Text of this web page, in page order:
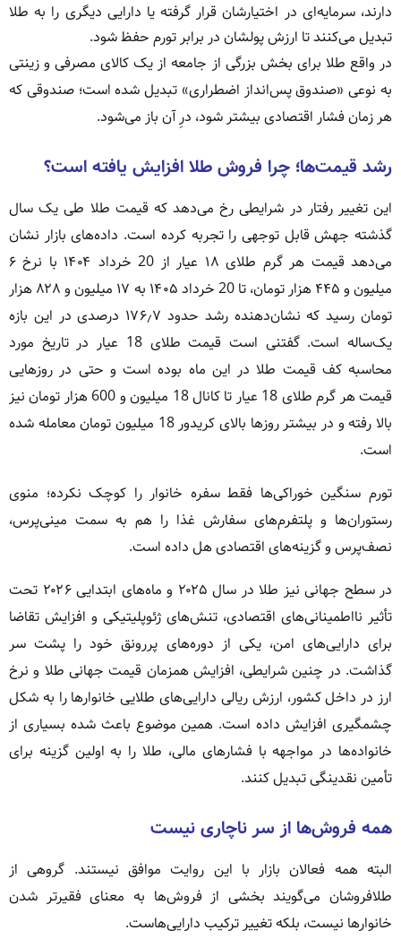
دارند، سرمایه‌ای در اختیارشان قرار گرفته یا دارایی دیگری را به طلا
تبدیل می‌کنند تا ارزش پولشان در برابر تورم حفظ شود.
در واقع طلا برای بخش بزرگی از جامعه از یک کالای مصرفی و زینتی
به نوعی «صندوق پس‌انداز اضطراری» تبدیل شده است؛ صندوقی که
هر زمان فشار اقتصادی بیشتر شود، درِ آن باز می‌شود.
رشد قیمت‌ها؛ چرا فروش طلا افزایش یافته است؟
این تغییر رفتار در شرایطی رخ می‌دهد که قیمت طلا طی یک سال
گذشته جهش قابل توجهی را تجربه کرده است. داده‌های بازار نشان
می‌دهد قیمت هر گرم طلای ۱۸ عیار از 20 خرداد ۱۴۰۴ با نرخ ۶
میلیون و ۴۴۵ هزار تومان، تا 20 خرداد ۱۴۰۵ به ۱۷ میلیون و ۸۲۸ هزار
تومان رسید که نشان‌دهنده رشد حدود ۱۷۶٫۷ درصدی در این بازه
یک‌ساله است. گفتنی است قیمت طلای 18 عیار در تاریخ مورد
محاسبه کف قیمت طلا در این ماه بوده است و حتی در روزهایی
قیمت هر گرم طلای 18 عیار تا کانال 18 میلیون و 600 هزار تومان نیز
بالا رفته و در بیشتر روزها بالای کریدور 18 میلیون تومان معامله شده
است.
تورم سنگین خوراکی‌ها فقط سفره خانوار را کوچک نکرده؛ منوی
رستوران‌ها و پلتفرم‌های سفارش غذا را هم به سمت مینی‌پرس،
نصف‌پرس و گزینه‌های اقتصادی هل داده است.
در سطح جهانی نیز طلا در سال ۲۰۲۵ و ماه‌های ابتدایی ۲۰۲۶ تحت
تأثیر نااطمینانی‌های اقتصادی، تنش‌های ژئوپلیتیکی و افزایش تقاضا
برای دارایی‌های امن، یکی از دوره‌های پررونق خود را پشت سر
گذاشت. در چنین شرایطی، افزایش همزمان قیمت جهانی طلا و نرخ
ارز در داخل کشور، ارزش ریالی دارایی‌های طلایی خانوارها را به شکل
چشمگیری افزایش داده است. همین موضوع باعث شده بسیاری از
خانواده‌ها در مواجهه با فشارهای مالی، طلا را به اولین گزینه برای
تأمین نقدینگی تبدیل کنند.
همه فروش‌ها از سر ناچاری نیست
البته همه فعالان بازار با این روایت موافق نیستند. گروهی از
طلافروشان می‌گویند بخشی از فروش‌ها به معنای فقیرتر شدن
خانوارها نیست، بلکه تغییر ترکیب دارایی‌هاست.